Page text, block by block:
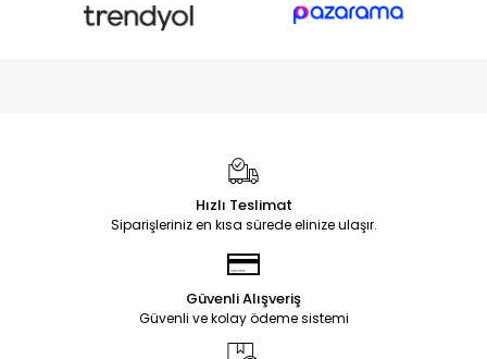
Hızlı Teslimat
Siparişleriniz en kısa sürede elinize ulaşır.
Güvenli Alışveriş
Güvenli ve kolay ödeme sistemi